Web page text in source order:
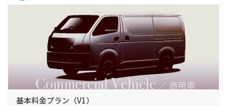
基本料金プラン（V1）